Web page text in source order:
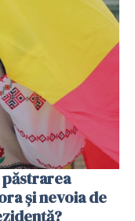
și nevoia de